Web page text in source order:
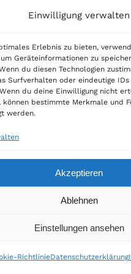
Einwilligung verwalten
Erlebnis zu bieten,
Geräteinformationen zu
du diesen Technologien
Surfverhalten oder eindeutige
du deine Einwilligung nicht
können bestimmte Merkmale und
werden.
Akzeptieren
Ablehnen
Einstellungen ansehen
RichtlinieDatenschutzerklärung